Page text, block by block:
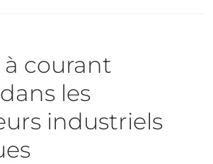
courant
les
industriels